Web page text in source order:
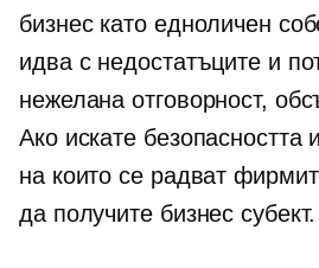
бизнес като едноличен
идва с недостатъците и
нежелана отговорност,
Ако искате безопасността
на които се радват
да получите бизнес субект.